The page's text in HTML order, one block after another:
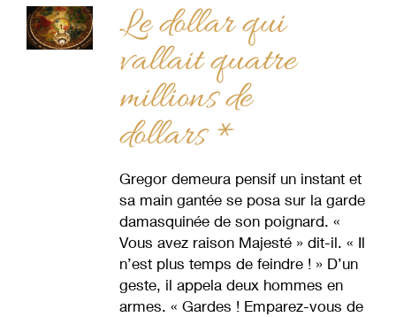
Le dollar qui
vallait quatre
millions de
dollars *
Gregor demeura pensif un instant et
sa main gantée se posa sur la garde
damasquinée de son poignard. «
Vous avez raison Majesté » dit-il. « Il
n’est plus temps de feindre ! » D’un
geste, il appela deux hommes en
armes. « Gardes ! Emparez-vous de